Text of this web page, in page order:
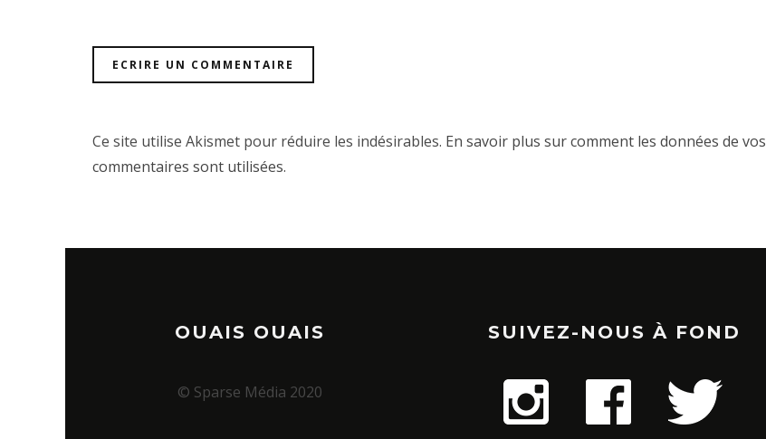
Ce site utilise Akismet pour réduire les indésirables. En savoir plus sur comment les données de vos
commentaires sont utilisées.
OUAIS OUAIS
© Sparse Média 2020
SUIVEZ-NOUS À FOND